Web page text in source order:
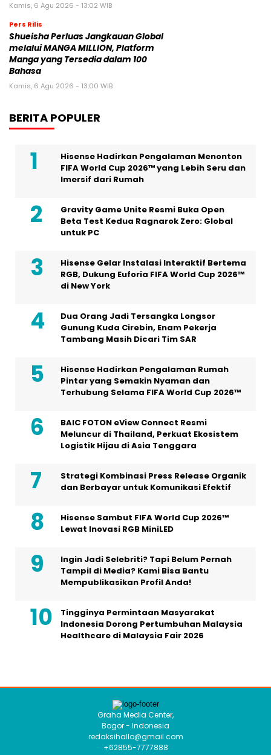
Kamis, 6 Agu 2026 - 13:02 WIB
Pers Rilis
Shueisha Perluas Jangkauan Global
melalui MANGA MILLION, Platform
Manga yang Tersedia dalam 100
Bahasa
Kamis, 6 Agu 2026 - 13:00 WIB
BERITA POPULER
Hisense Hadirkan Pengalaman Menonton
FIFA World Cup 2026™ yang Lebih Seru dan
Imersif dari Rumah
Gravity Game Unite Resmi Buka Open
Beta Test Kedua Ragnarok Zero: Global
untuk PC
Hisense Gelar Instalasi Interaktif Bertema
RGB, Dukung Euforia FIFA World Cup 2026™
di New York
Dua Orang Jadi Tersangka Longsor
Gunung Kuda Cirebin, Enam Pekerja
Tambang Masih Dicari Tim SAR
Hisense Hadirkan Pengalaman Rumah
Pintar yang Semakin Nyaman dan
Terhubung Selama FIFA World Cup 2026™
BAIC FOTON eView Connect Resmi
Meluncur di Thailand, Perkuat Ekosistem
Logistik Hijau di Asia Tenggara
Strategi Kombinasi Press Release Organik
dan Berbayar untuk Komunikasi Efektif
Hisense Sambut FIFA World Cup 2026™
Lewat Inovasi RGB MiniLED
Ingin Jadi Selebriti? Tapi Belum Pernah
Tampil di Media? Kami Bisa Bantu
Mempublikasikan Profil Anda!
Tingginya Permintaan Masyarakat
Indonesia Dorong Pertumbuhan Malaysia
Healthcare di Malaysia Fair 2026
Graha Media Center,
Bogor - Indonesia
redaksihallo@gmail.com
+62855-7777888